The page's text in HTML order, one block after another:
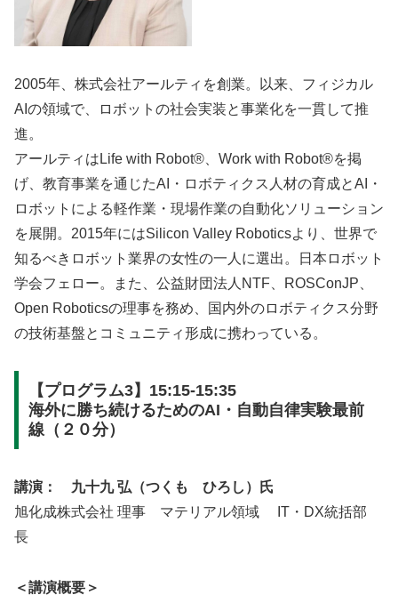
2005年、株式会社アールティを創業。以来、フィジカル
AIの領域で、ロボットの社会実装と事業化を一貫して推
進。
アールティはLife with Robot®、Work with Robot®を掲
げ、教育事業を通じたAI・ロボティクス人材の育成とAI・
ロボットによる軽作業・現場作業の自動化ソリューション
を展開。2015年にはSilicon Valley Roboticsより、世界で
知るべきロボット業界の女性の一人に選出。日本ロボット
学会フェロー。また、公益財団法人NTF、ROSConJP、
Open Roboticsの理事を務め、国内外のロボティクス分野
の技術基盤とコミュニティ形成に携わっている。
【プログラム3】15:15-15:35
海外に勝ち続けるためのAI・自動自律実験最前
線（２０分）
講演： 九十九 弘（つくも ひろし）氏
旭化成株式会社 理事 マテリアル領域 IT・DX統括部
長
＜講演概要＞